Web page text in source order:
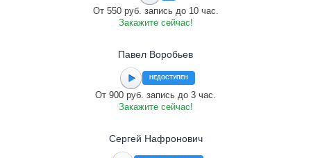
От 550 руб. запись до 10 час.
Закажите сейчас!
Павел Воробьев
НЕДОСТУПЕН
От 900 руб. запись до 3 час.
Закажите сейчас!
Сергей Нафронович